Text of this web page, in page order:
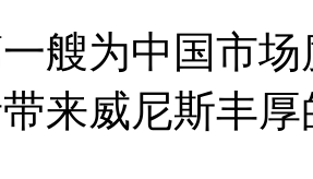
艘为中国市
来威尼斯丰